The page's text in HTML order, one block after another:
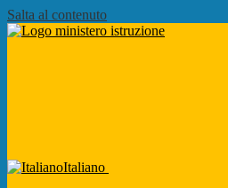
Salta al contenuto
Italiano